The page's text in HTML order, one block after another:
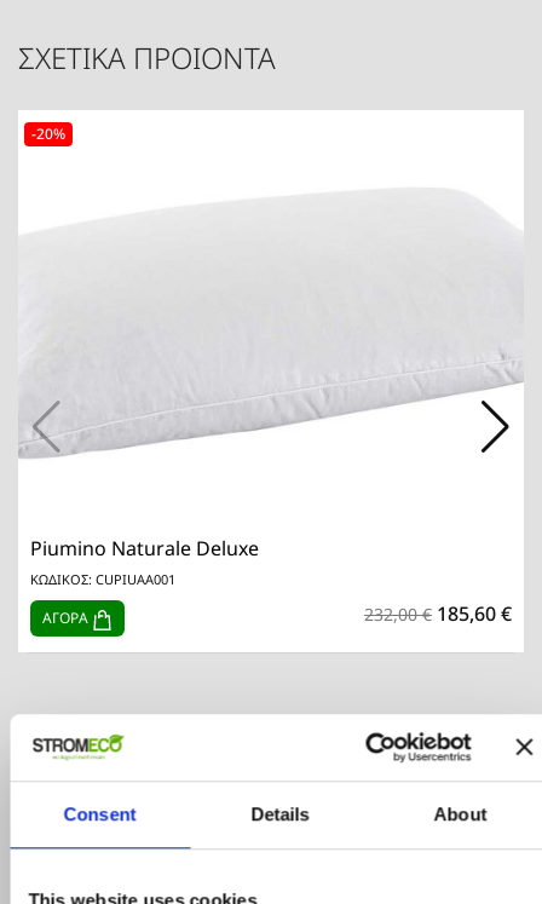
Consent Details About
ΣΧΕΤΙΚΑ ΠΡΟΙΟΝΤΑ
Piumino Naturale Deluxe
ΚΩΔΙΚΟΣ: CUPIUAA001
ΑΓΟΡΑ 232,00 € 185,60 €
-20%